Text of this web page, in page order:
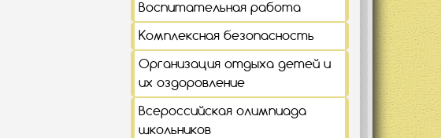
Воспитательная работа
Комплексная безопасность
Организация отдыха детей и
их оздоровление
Всероссийская олимпиада
школьников